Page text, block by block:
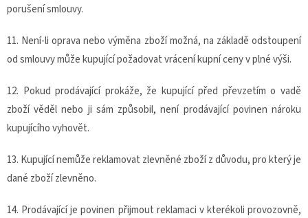
porušení smlouvy.
11. Není-li oprava nebo výměna zboží možná, na základě odstoupení
od smlouvy může kupující požadovat vrácení kupní ceny v plné výši.
12. Pokud prodávající prokáže, že kupující před převzetím o vadě
zboží věděl nebo ji sám způsobil, není prodávající povinen nároku
kupujícího vyhovět.
13. Kupující nemůže reklamovat zlevněné zboží z důvodu, pro který je
dané zboží zlevněno.
14. Prodávající je povinen přijmout reklamaci v kterékoli provozovně,